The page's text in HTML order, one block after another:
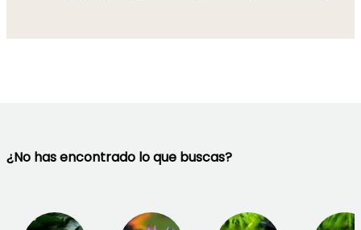
¿No has encontrado lo que buscas?